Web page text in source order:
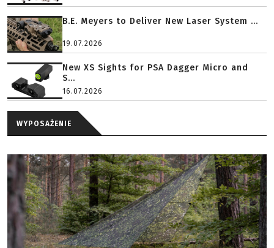
B.E. Meyers to Deliver New Laser System ...
19.07.2026
New XS Sights for PSA Dagger Micro and
S...
16.07.2026
WYPOSAŻENIE